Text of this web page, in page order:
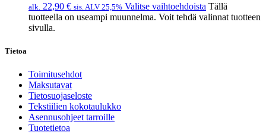
alk. 22,90 € sis. ALV 25,5% Valitse vaihtoehdoista Tällä
tuotteella on useampi muunnelma. Voit tehdä valinnat tuotteen
sivulla.
Tietoa
Toimitusehdot
Maksutavat
Tietosuojaseloste
Tekstiilien kokotaulukko
Asennusohjeet tarroille
Tuotetietoa